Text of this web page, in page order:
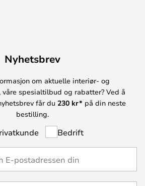
Nyhetsbrev
om aktuelle interiør- og
spesialtilbud og rabatter? Ved å
får du 230 kr* på din neste
bestilling.
Bedrift